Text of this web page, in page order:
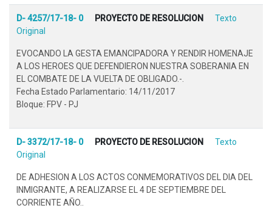
D- 4257/17-18- 0 PROYECTO DE RESOLUCION
Texto
Original
EVOCANDO LA GESTA EMANCIPADORA Y RENDIR HOMENAJE
A LOS HEROES QUE DEFENDIERON NUESTRA SOBERANIA EN
EL COMBATE DE LA VUELTA DE OBLIGADO.-.
Fecha Estado Parlamentario: 14/11/2017
Bloque: FPV - PJ
D- 3372/17-18- 0 PROYECTO DE RESOLUCION
Texto
Original
DE ADHESION A LOS ACTOS CONMEMORATIVOS DEL DIA DEL
INMIGRANTE, A REALIZARSE EL 4 DE SEPTIEMBRE DEL
CORRIENTE AÑO..